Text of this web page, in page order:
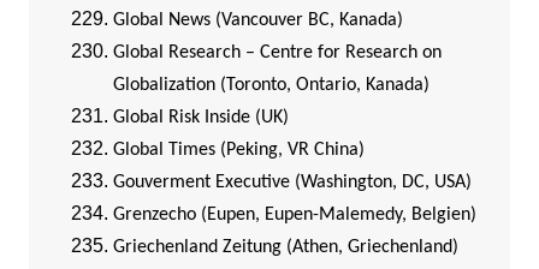
Global News (Vancouver BC, Kanada)
Global Research – Centre for Research on
Globalization (Toronto, Ontario, Kanada)
Global Risk Inside (UK)
Global Times (Peking, VR China)
Gouverment Executive (Washington, DC, USA)
Grenzecho (Eupen, Eupen-Malemedy, Belgien)
Griechenland Zeitung (Athen, Griechenland)